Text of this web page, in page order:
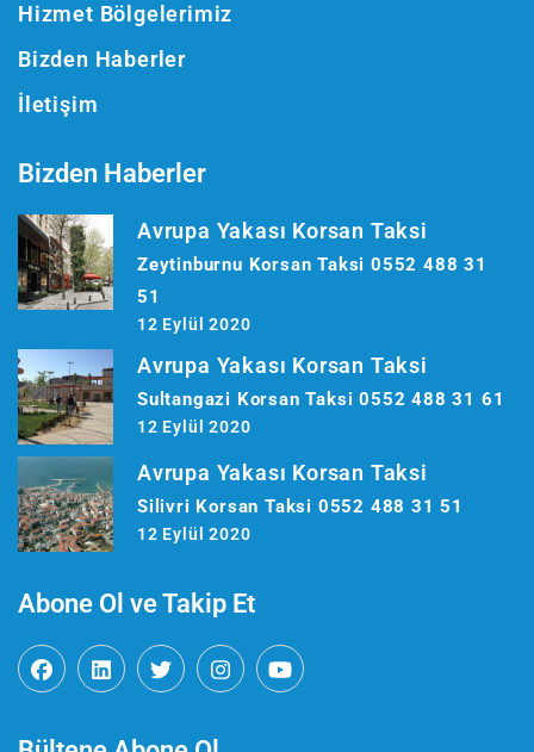
Hizmet Bölgelerimiz
Bizden Haberler
İletişim
Bizden Haberler
Avrupa Yakası Korsan Taksi
Zeytinburnu Korsan Taksi 0552 488 31
51
12 Eylül 2020
Avrupa Yakası Korsan Taksi
Sultangazi Korsan Taksi 0552 488 31 61
12 Eylül 2020
Avrupa Yakası Korsan Taksi
Silivri Korsan Taksi 0552 488 31 51
12 Eylül 2020
Abone Ol ve Takip Et